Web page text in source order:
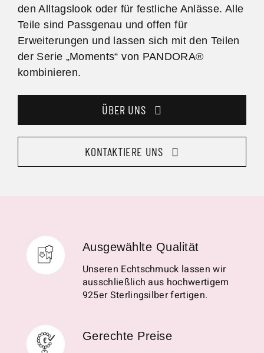
den Alltagslook oder für festliche Anlässe. Alle
Teile sind Passgenau und offen für
Erweiterungen und lassen sich mit den Teilen
der Serie „Moments“ von PANDORA®
kombinieren.
ÜBER UNS
KONTAKTIERE UNS
Ausgewählte Qualität
Unseren Echtschmuck lassen wir
ausschließlich aus hochwertigem
925er Sterlingsilber fertigen.
Gerechte Preise